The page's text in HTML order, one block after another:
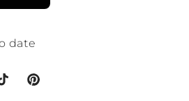
date
Pinterest